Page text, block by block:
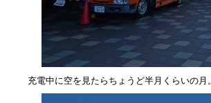
充電中に空を見たらちょうど半月くらいの月。